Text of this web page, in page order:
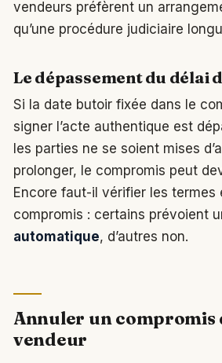
vendeurs préfèrent un
qu’une procédure judiciaire
Le dépassement du délai
Si la date butoir fixée dans le
signer l’acte authentique est
les parties ne se soient mises
prolonger, le compromis peut
Encore faut-il vérifier les termes
compromis : certains prévoient
automatique, d’autres non.
Annuler un compromis
vendeur